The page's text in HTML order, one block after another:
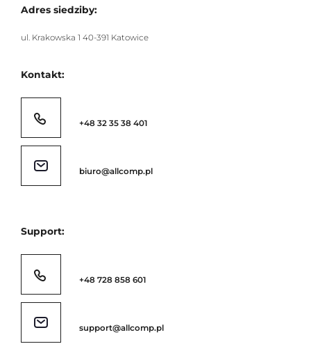
Adres siedziby:
ul. Krakowska 1 40-391 Katowice
Kontakt:
+48 32 35 38 401
biuro@allcomp.pl
Support:
+48 728 858 601
support@allcomp.pl